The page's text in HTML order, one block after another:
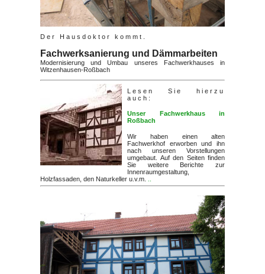
Der Hausdoktor kommt.
Fachwerksanierung und Dämmarbeiten
Modernisierung und Umbau unseres Fachwerkhauses in
Witzenhausen-Roßbach
Lesen Sie hierzu
auch:
Unser Fachwerkhaus in
Roßbach
Wir haben einen alten
Fachwerkhof erworben und ihn
nach unseren Vorstellungen
umgebaut. Auf den Seiten finden
Sie weitere Berichte zur
Innenraumgestaltung,
Holzfassaden, den Naturkeller u.v.m.